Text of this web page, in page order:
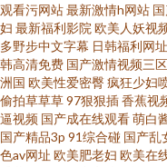
神调教偷偷 四虎院网站 久久
丝 人妻少妇精品视频 黑丝视
一本道夜夜干 人妻熟女视频
观看污网站最新激情h网站
妇 最新福利影院 欧美人妖视
多野步中文字幕 日韩福利网
韩高清免费 国产激情视频三区
洲国 欧美性爱密臀疯狂少妇
偷拍草草草97狠狠插香蕉视
逼视频 国产成在线观看萌白
国产精品3p 91综合碰 国产乱
色av网址 欧美肥老妇 欧美在